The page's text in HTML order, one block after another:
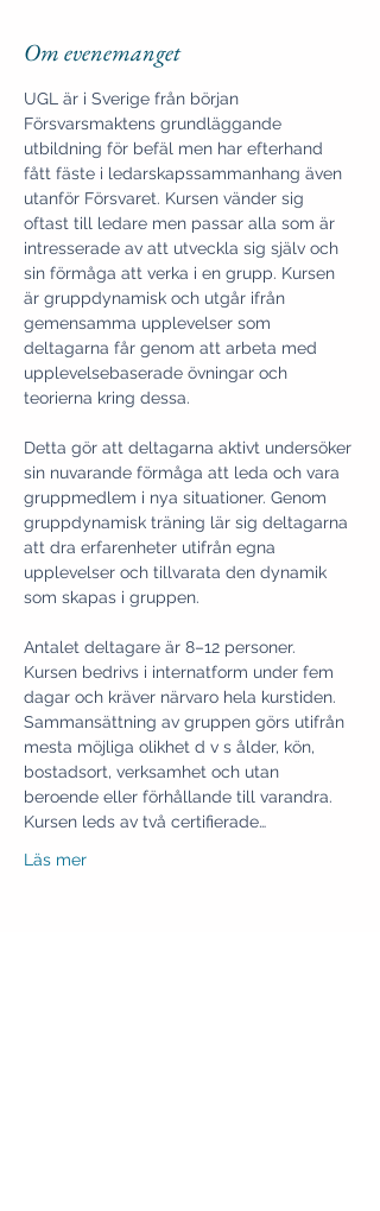
Om evenemanget
UGL är i Sverige från början
Försvarsmaktens grundläggande
utbildning för befäl men har efterhand
fått fäste i ledarskapssammanhang även
utanför Försvaret. Kursen vänder sig
oftast till ledare men passar alla som är
intresserade av att utveckla sig själv och
sin förmåga att verka i en grupp. Kursen
är gruppdynamisk och utgår ifrån
gemensamma upplevelser som
deltagarna får genom att arbeta med
upplevelsebaserade övningar och
teorierna kring dessa.
Detta gör att deltagarna aktivt undersöker
sin nuvarande förmåga att leda och vara
gruppmedlem i nya situationer. Genom
gruppdynamisk träning lär sig deltagarna
att dra erfarenheter utifrån egna
upplevelser och tillvarata den dynamik
som skapas i gruppen.
Antalet deltagare är 8–12 personer.
Kursen bedrivs i internatform under fem
dagar och kräver närvaro hela kurstiden.
Sammansättning av gruppen görs utifrån
mesta möjliga olikhet d v s ålder, kön,
bostadsort, verksamhet och utan
beroende eller förhållande till varandra.
Kursen leds av två certifierade…
Läs mer